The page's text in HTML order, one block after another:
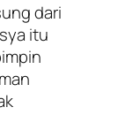
dari
itu